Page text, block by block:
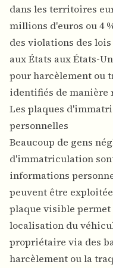
dans les territoires
millions d'euros ou 4
des violations des
aux États aux États-
pour harcèlement ou
identifiés de manière
Les plaques
personnelles
Beaucoup de gens
d'immatriculation
informations
peuvent être
plaque visible
localisation du
propriétaire via des
harcèlement ou la